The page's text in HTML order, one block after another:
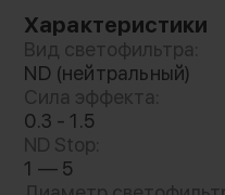
плотности переднее
маркировку
Характеристики
Вид светофильтра:
ND (нейтральный)
Сила эффекта:
0.3 - 1.5
ND Stop:
1 — 5